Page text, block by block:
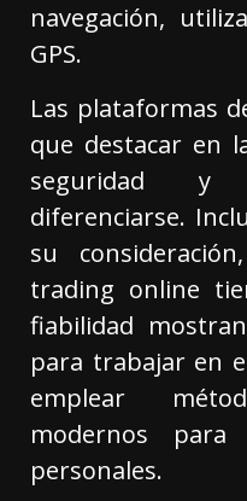
navegación,
GPS.
Las plataformas
que destacar en
seguridad y
diferenciarse.
su
trading online
fiabilidad
para trabajar en
emplear
modernos
personales.